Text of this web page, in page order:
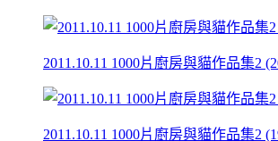
2011.10.11 1000片廚房與貓作品集2
2011.10.11 1000片廚房與貓作品集2